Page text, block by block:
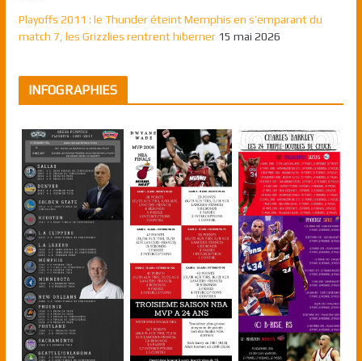
Playoffs 2011 : le Thunder éteint Memphis en s’emparant du
match 7, les Grizzlies rentrent hiberner 15 mai 2026
INFOGRAPHIES